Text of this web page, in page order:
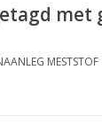
met
MESTSTOF